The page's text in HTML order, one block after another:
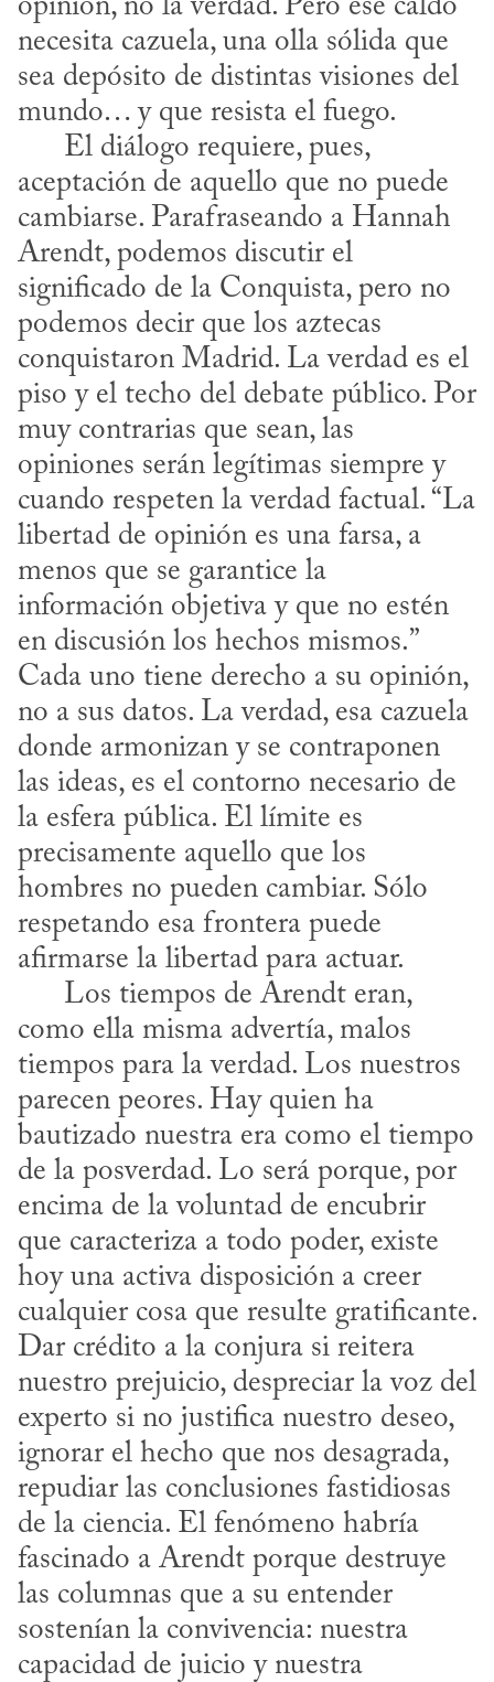
opinión, no la verdad. Pero ese caldo
necesita cazuela, una olla sólida que
sea depósito de distintas visiones del
mundo… y que resista el fuego.
aceptación de aquello que no puede
cambiarse. Parafraseando a Hannah
Arendt, podemos discutir el
significado de la Conquista, pero no
podemos decir que los aztecas
conquistaron Madrid. La verdad es el
piso y el techo del debate público. Por
muy contrarias que sean, las
opiniones serán legítimas siempre y
cuando respeten la verdad factual. “La
libertad de opinión es una farsa, a
menos que se garantice la
información objetiva y que no estén
en discusión los hechos mismos.”
Cada uno tiene derecho a su opinión,
no a sus datos. La verdad, esa cazuela
donde armonizan y se contraponen
las ideas, es el contorno necesario de
la esfera pública. El límite es
precisamente aquello que los
hombres no pueden cambiar. Sólo
respetando esa frontera puede
afirmarse la libertad para actuar.
como ella misma advertía, malos
tiempos para la verdad. Los nuestros
parecen peores. Hay quien ha
bautizado nuestra era como el tiempo
de la posverdad. Lo será porque, por
encima de la voluntad de encubrir
que caracteriza a todo poder, existe
hoy una activa disposición a creer
cualquier cosa que resulte gratificante.
Dar crédito a la conjura si reitera
nuestro prejuicio, despreciar la voz del
experto si no justifica nuestro deseo,
ignorar el hecho que nos desagrada,
repudiar las conclusiones fastidiosas
de la ciencia. El fenómeno habría
fascinado a Arendt porque destruye
las columnas que a su entender
sostenían la convivencia: nuestra
capacidad de juicio y nuestra